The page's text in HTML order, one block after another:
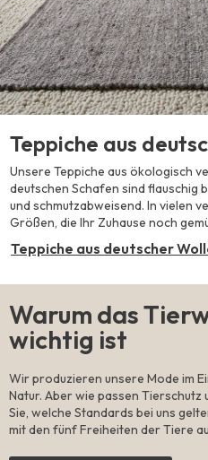
Teppiche aus
Unsere Teppiche aus ökologisch
deutschen Schafen sind flauschig
und schmutzabweisend. In vielen
Größen, die Ihr Zuhause noch
Teppiche aus deutscher
Warum das
wichtig ist
Wir produzieren unsere Mode im
Natur. Aber wie passen Tierschutz
Sie, welche Standards bei uns
mit den fünf Freiheiten der Tiere